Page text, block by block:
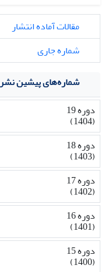
مقالات آماده انتشار
شماره جاری
شماره‌های پیشین
دوره 19
(1404)
دوره 18
(1403)
دوره 17
(1402)
دوره 16
(1401)
دوره 15
(1400)